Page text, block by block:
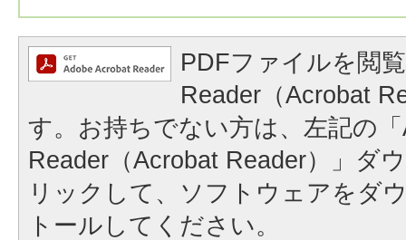
PDFファイルを閲
Reader（Acrobat
す。お持ちでない方は、左記の
Reader（Acrobat Reader）」ダ
リックして、ソフトウェアをダ
トールしてください。